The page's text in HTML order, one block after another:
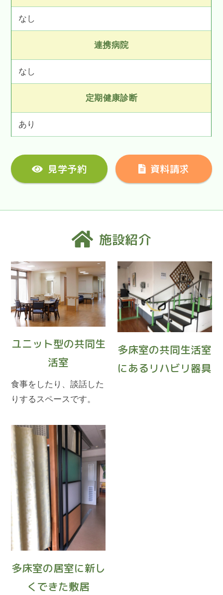
なし
連携病院
なし
定期健康診断
あり
見学予約 資料請求
施設紹介
ユニット型の共同生
活室
食事をしたり、談話した
りするスペースです。
多床室の共同生活室
にあるリハビリ器具
多床室の居室に新し
くできた敷居